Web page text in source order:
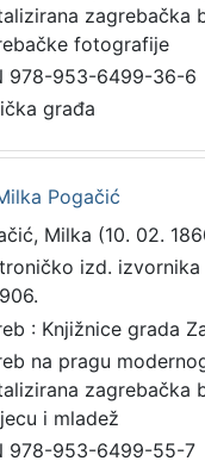
zagrebačka
fotografije
978-953-6499-36-6
građa
Pogačić
Milka (10. 02.
izd.
: Knjižnice grada
na pragu
zagrebačka
i mladež
978-953-6499-55-7